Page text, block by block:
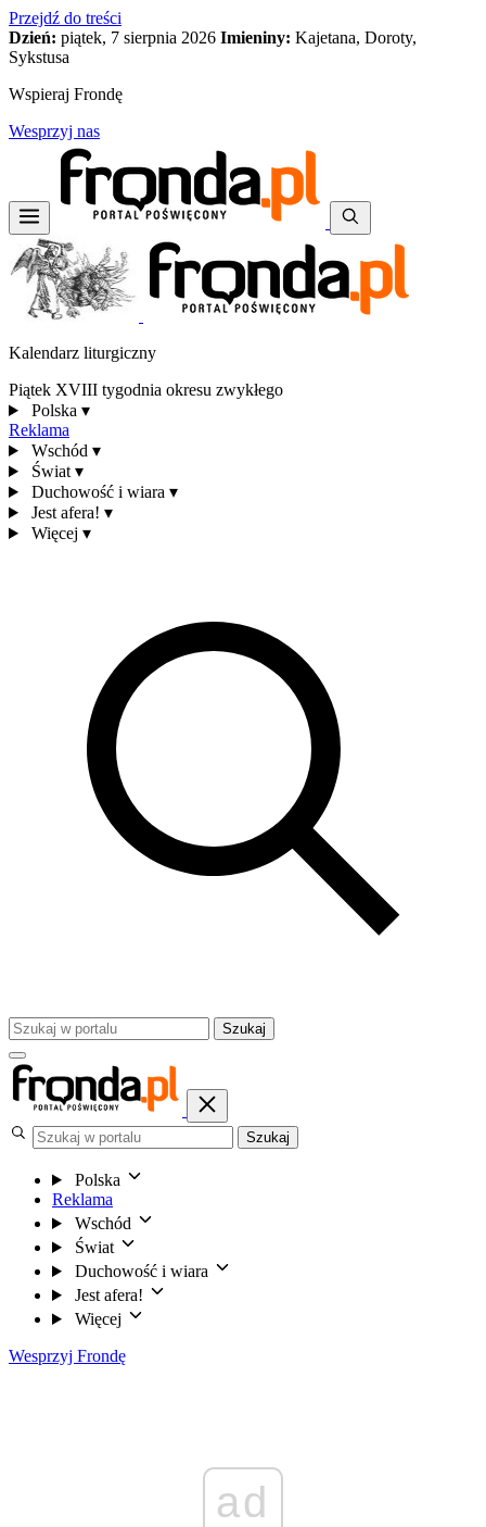
Przejdź do treści
Dzień: piątek, 7 sierpnia 2026 Imieniny: Kajetana, Doroty,
Sykstusa
Wspieraj Frondę
Wesprzyj nas
Kalendarz liturgiczny
Piątek XVIII tygodnia okresu zwykłego
Polska ▾
Reklama
Wschód ▾
Świat ▾
Duchowość i wiara ▾
Jest afera! ▾
Więcej ▾
Szukaj
Szukaj
Polska
Reklama
Wschód
Świat
Duchowość i wiara
Jest afera!
Więcej
Wesprzyj Frondę
ad